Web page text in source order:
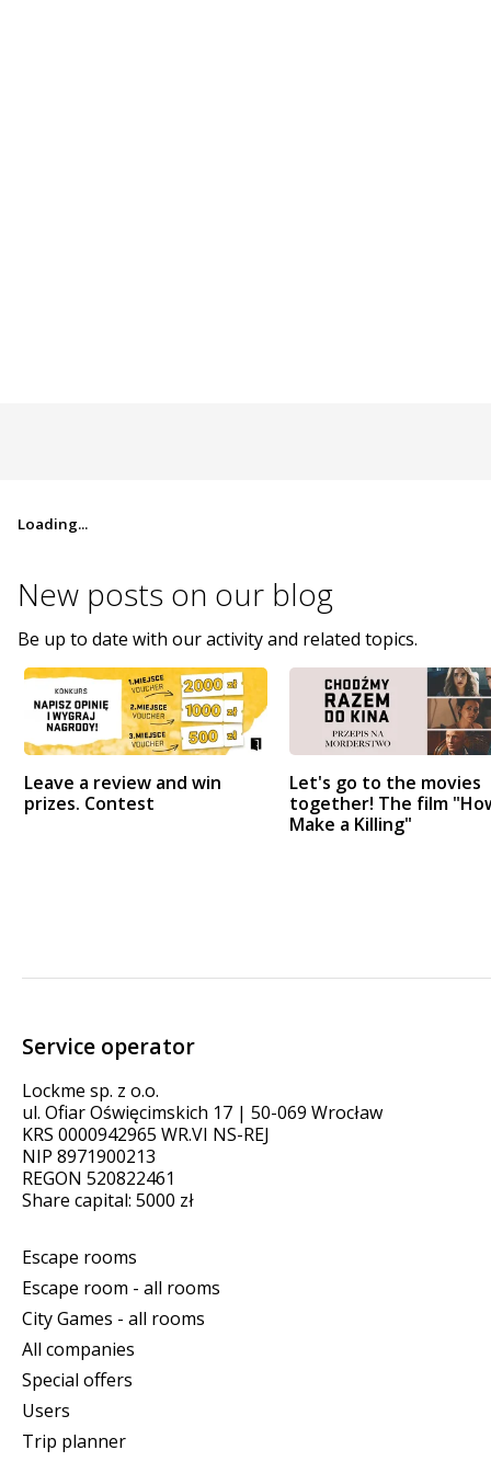
Loading...
New posts on our blog
Be up to date with our activity and related topics.
Leave a review and win
prizes. Contest
Let's go to the movies
together! The film
Make a Killing"
Service operator
Lockme sp. z o.o.
ul. Ofiar Oświęcimskich 17 | 50-069 Wrocław
KRS 0000942965 WR.VI NS-REJ
NIP 8971900213
REGON 520822461
Share capital: 5000 zł
Escape rooms
Escape room - all rooms
City Games - all rooms
All companies
Special offers
Users
Trip planner